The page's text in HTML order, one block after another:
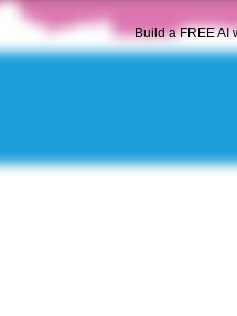
Build a FREE AI